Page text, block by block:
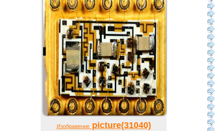
Изображениеpicture(31040)